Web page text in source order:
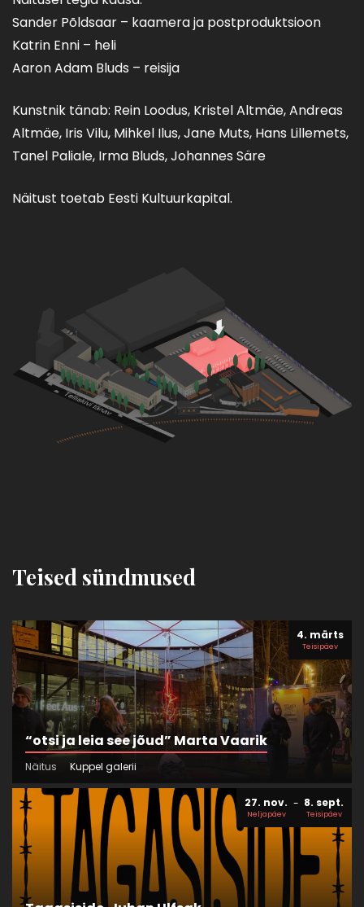
Sander Põldsaar – kaamera ja postproduktsioon
Katrin Enni – heli
Aaron Adam Bluds – reisija
Kunstnik tänab: Rein Loodus, Kristel Altmäe, Andreas
Altmäe, Iris Vilu, Mihkel Ilus, Jane Muts, Hans Lillemets,
Tanel Paliale, Irma Bluds, Johannes Säre
Näitust toetab Eesti Kultuurkapital.
Teised sündmused
4. märts
Teisipäev
“otsi ja leia see jõud” Marta Vaarik
Näitus Kuppel galerii
27. nov.
Neljapäev
8. sept.
Teisipäev